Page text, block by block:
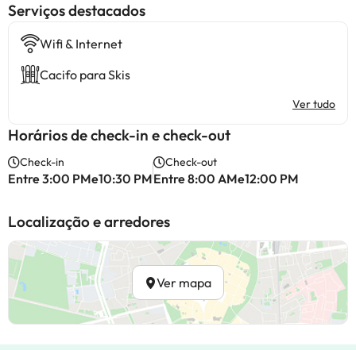
Serviços destacados
Wifi & Internet
Cacifo para Skis
Ver tudo
Horários de check-in e check-out
Check-in
Entre 3:00 PMe10:30 PM
Check-out
Entre 8:00 AMe12:00 PM
Localização e arredores
Ver mapa